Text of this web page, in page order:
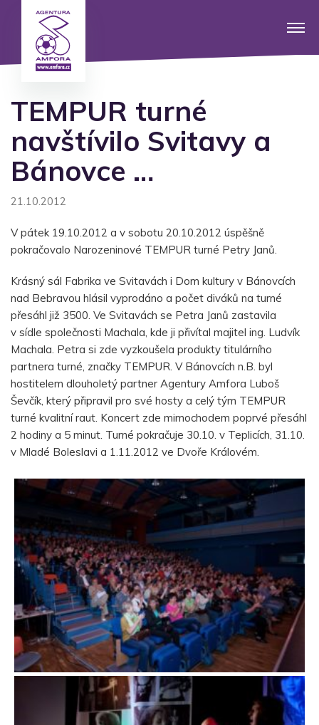
TEMPUR turné
navštívilo Svitavy a
Bánovce …
21.10.2012
V pátek 19.10.2012 a v sobotu 20.10.2012 úspěšně
pokračovalo Narozeninové TEMPUR turné Petry Janů.
Krásný sál Fabrika ve Svitavách i Dom kultury v Bánovcích
nad Bebravou hlásil vyprodáno a počet diváků na turné
přesáhl již 3500. Ve Svitavách se Petra Janů zastavila
v sídle společnosti Machala, kde ji přivítal majitel ing. Ludvík
Machala. Petra si zde vyzkoušela produkty titulárního
partnera turné, značky TEMPUR. V Bánovcích n.B. byl
hostitelem dlouholetý partner Agentury Amfora Luboš
Ševčík, který připravil pro své hosty a celý tým TEMPUR
turné kvalitní raut. Koncert zde mimochodem poprvé přesáhl
2 hodiny a 5 minut. Turné pokračuje 30.10. v Teplicích, 31.10.
v Mladé Boleslavi a 1.11.2012 ve Dvoře Královém.